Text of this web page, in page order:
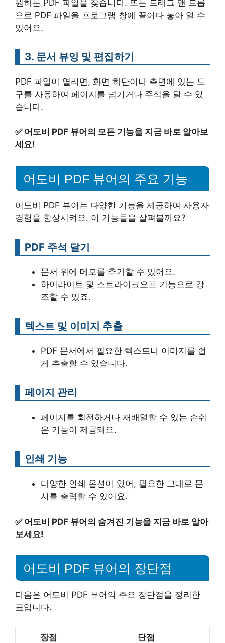
원하는 PDF 파일을 찾습니다. 또는 드래그 앤 드롭
으로 PDF 파일을 프로그램 창에 끌어다 놓아 열 수
있어요.
3. 문서 뷰잉 및 편집하기
PDF 파일이 열리면, 화면 하단이나 측면에 있는 도
구를 사용하여 페이지를 넘기거나 주석을 달 수 있
습니다.
✅ 어도비 PDF 뷰어의 모든 기능을 지금 바로 알아보
세요!
어도비 PDF 뷰어의 주요 기능
어도비 PDF 뷰어는 다양한 기능을 제공하여 사용자
경험을 향상시켜요. 이 기능들을 살펴볼까요?
PDF 주석 달기
문서 위에 메모를 추가할 수 있어요.
하이라이트 및 스트라이크오프 기능으로 강
조할 수 있죠.
텍스트 및 이미지 추출
PDF 문서에서 필요한 텍스트나 이미지를 쉽
게 추출할 수 있습니다.
페이지 관리
페이지를 회전하거나 재배열할 수 있는 손쉬
운 기능이 제공돼요.
인쇄 기능
다양한 인쇄 옵션이 있어, 필요한 그대로 문
서를 출력할 수 있어요.
✅ 어도비 PDF 뷰어의 숨겨진 기능을 지금 바로 알아
보세요!
어도비 PDF 뷰어의 장단점
다음은 어도비 PDF 뷰어의 주요 장단점을 정리한
표입니다.
장점 단점